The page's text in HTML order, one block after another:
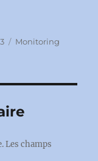
Catégories
Monitoring
Les champs